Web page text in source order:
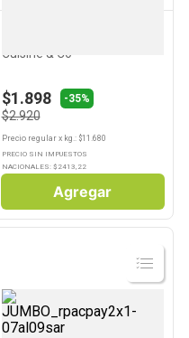
Cuisine & Co
$1.898 -35%
$2.920
Precio regularx kg.: $11.680
PRECIO SIN IMPUESTOS
NACIONALES: $ 2413,22
Agregar